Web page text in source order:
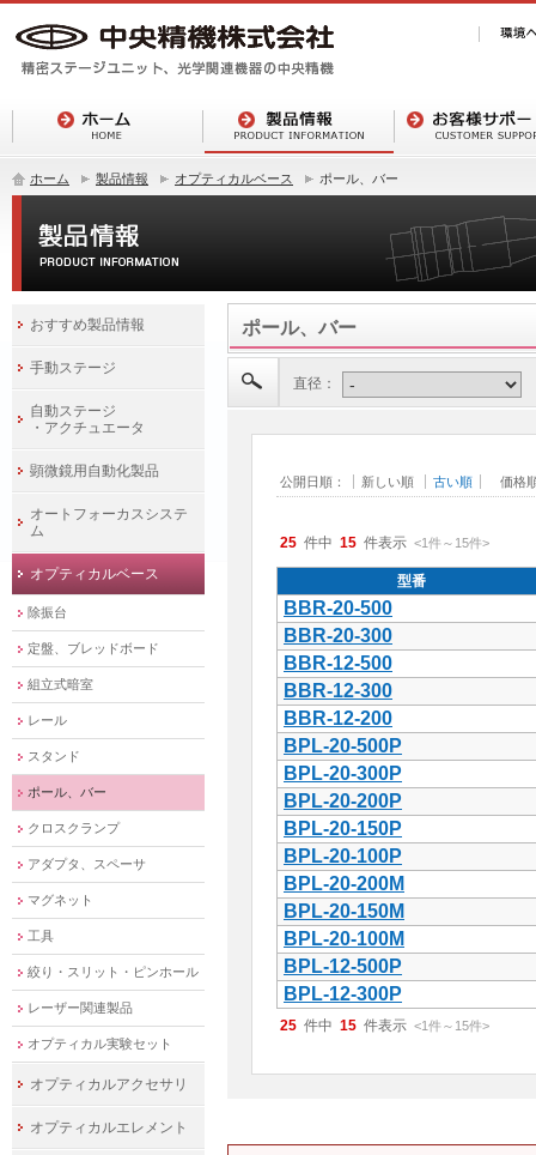
ホーム 製品情報 オプティカルベース ポール、バー
ポール、バー
直径：
公開日順： 新しい順 古い順 価格
25 件中 15 件表示 <1件～ 15件>
型番
BBR-20-500
BBR-20-300
BBR-12-500
BBR-12-300
BBR-12-200
BPL-20-500P
BPL-20-300P
BPL-20-200P
BPL-20-150P
BPL-20-100P
BPL-20-200M
BPL-20-150M
BPL-20-100M
BPL-12-500P
BPL-12-300P
25 件中 15 件表示 <1件～ 15件>
おすすめ製品情報
手動ステージ
自動ステージ
・アクチュエータ
顕微鏡用自動化製品
オートフォーカスシステ
ム
オプティカルベース
除振台
定盤、ブレッドボード
組立式暗室
レール
スタンド
ポール、バー
クロスクランプ
アダプタ、スペーサ
マグネット
工具
絞り・スリット・ピンホール
レーザー関連製品
オプティカル実験セット
オプティカルアクセサリ
オプティカルエレメント